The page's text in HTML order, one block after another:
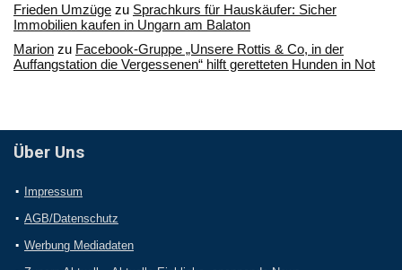
Frieden Umzüge zu Sprachkurs für Hauskäufer: Sicher
Immobilien kaufen in Ungarn am Balaton
Marion zu Facebook-Gruppe „Unsere Rottis & Co, in der
Auffangstation die Vergessenen“ hilft geretteten Hunden in Not
Über Uns
Impressum
AGB/Datenschutz
Werbung Mediadaten